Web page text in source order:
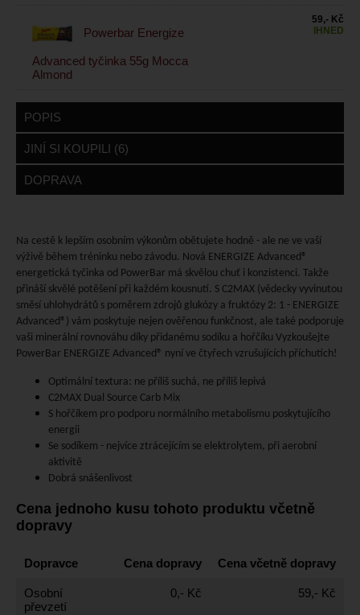
Powerbar Energize
Advanced tyčinka 55g Mocca
Almond
59,- Kč
IHNED
POPIS
JINÍ SI KOUPILI (6)
DOPRAVA
Na cestě k lepším osobním výkonům obětujete hodně - ale ne ve vaší
výživě během tréninku nebo závodu. Nová ENERGIZE Advanced®
energetická tyčinka od PowerBar má skvělou chuť i konzistenci. Takže
přináší skvělé potěšení při každém kousnutí. S C2MAX (vědecky vyvinutou
směsí uhlohydrátů s poměrem zdrojů glukózy a fruktózy 2: 1 - ENERGIZE
Advanced®) vám poskytuje nejen ověřenou funkčnost, ale také podporuje
vaši minerální rovnováhu díky přidanému sodíku a hořčíku Vyzkoušejte
PowerBar ENERGIZE Advanced® nyní ve čtyřech vzrušujících příchutích!
Optimální textura: ne příliš suchá, ne příliš lepivá
C2MAX Dual Source Carb Mix
S hořčíkem pro podporu normálního metabolismu poskytujícího
energii
Se sodíkem - nejvíce ztrácejícím se elektrolytem, při aerobní
aktivitě
Dobrá snášenlivost
Cena jednoho kusu tohoto produktu včetně
dopravy
Dopravce Cena dopravy Cena včetně dopravy
Osobní
převzetí
0,- Kč 59,- Kč